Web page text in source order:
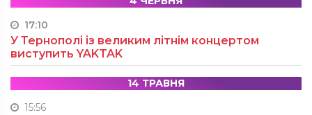
17:10
У Тернополі із великим літнім концертом
виступить YAKTAK
14 ТРАВНЯ
15:56